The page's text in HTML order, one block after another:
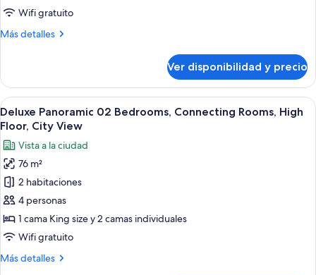
City
Lounge
Floor
Wifi gratuito
Más detalles
Más
Suite,
City
View,
Lounge
Access,
High
Floor
Ver disponibilidad y precio
Ver
todas
las
fotos
de
Deluxe
Panoramic
02
Bedrooms,
Rooms,
Ropa de cama de alta calidad y
6
Deluxe Panoramic 02 Bedrooms, Connecting Rooms, High
Floor, City View
Vista a la ciudad
76 m²
2 habitaciones
4 personas
1 cama King size y 2 camas individuales
Wifi gratuito
Más detalles
Más